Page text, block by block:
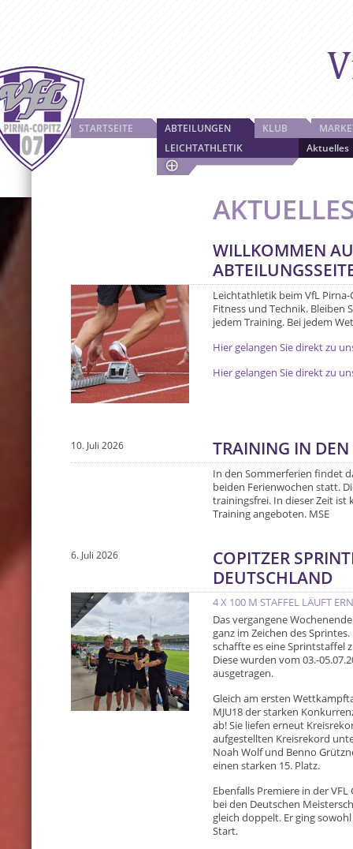
STARTSEITE
ABTEILUNGEN
LEICHTATHLETIK
Aktuelles
KLUB
WILLKOMMEN
Leichtathletik beim VfL
Fitness und Technik. Bleiben
jedem Training. Bei jedem
Hier gelangen Sie direkt zu
Hier gelangen Sie direkt zu
TRAINING IN
10. Juli 2026
In den Sommerferien findet
beiden Ferienwochen statt.
trainingsfrei. In dieser Zeit ist
Training angeboten. MSE
COPITZER
DEUTSCHLAND
6. Juli 2026
4 X 100 M STAFFEL LÄUFT
Das vergangene
ganz im Zeichen des
schaffte es eine Sprintstaffel
Diese wurden vom 03.-
ausgetragen.
Gleich am ersten
MJU18 der starken
ab! Sie liefen erneut
aufgestellten Kreisrekord
Noah Wolf und Benno
einen starken 15. Platz.
Ebenfalls Premiere in der
bei den Deutschen
gleich doppelt. Er ging
Start.